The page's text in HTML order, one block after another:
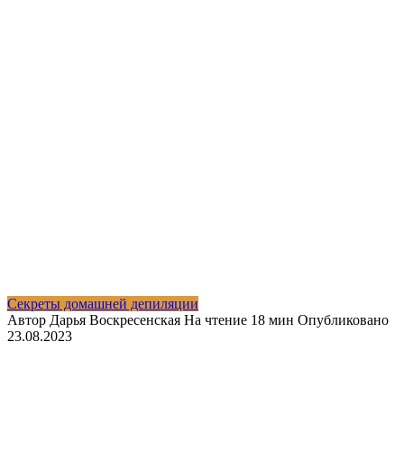
Секреты домашней депиляции
Автор Дарья Воскресенская На чтение 18 мин Опубликовано
23.08.2023